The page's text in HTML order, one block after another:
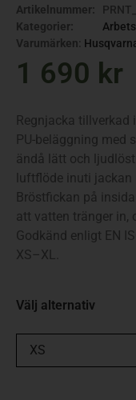
Artikelnummer:
Kategorier:
Varumärken
1 690 kr
Regnjacka tillverkad
PU-beläggning med
ändå lätt och
luftflöde inuti jackan
Bröstfickan på
att vatten tränger in,
Godkänd enligt EN
XS–XL.
Välj alternativ